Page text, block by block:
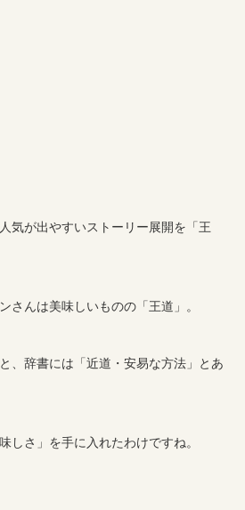
気が出やすいストーリー展開を「王
さんは美味しいものの「王道」。
、辞書には「近道・安易な方法」とあ
しさ」を手に入れたわけですね。